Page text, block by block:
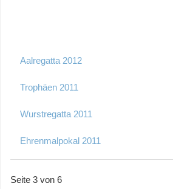
Aalregatta 2012
Trophäen 2011
Wurstregatta 2011
Ehrenmalpokal 2011
Seite 3 von 6